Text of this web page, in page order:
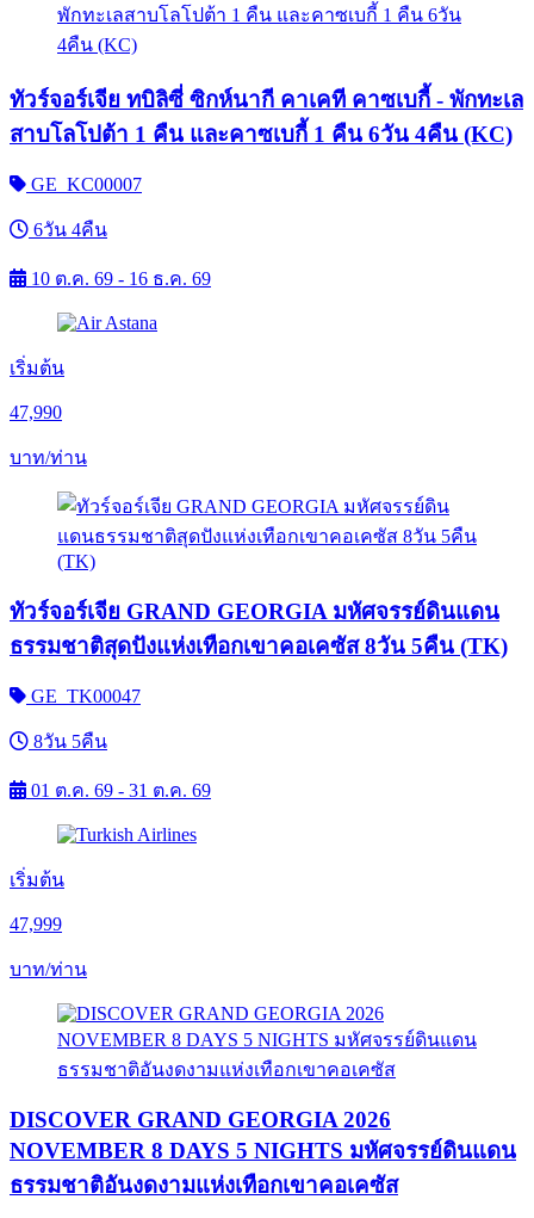
ทัวร์จอร์เจีย ทบิลิซี่ ซิกห์นากี คาเคที คาซเบกี้ - พักทะเล
สาบโลโปต้า 1 คืน และคาซเบกี้ 1 คืน 6วัน 4คืน (KC)
GE_KC00007
6วัน 4คืน
10 ต.ค. 69 - 16 ธ.ค. 69
เริ่มต้น
47,990
บาท/ท่าน
ทัวร์จอร์เจีย GRAND GEORGIA มหัศจรรย์ดินแดน
ธรรมชาติสุดปังแห่งเทือกเขาคอเคซัส 8วัน 5คืน (TK)
GE_TK00047
8วัน 5คืน
01 ต.ค. 69 - 31 ต.ค. 69
เริ่มต้น
47,999
บาท/ท่าน
DISCOVER GRAND GEORGIA 2026
NOVEMBER 8 DAYS 5 NIGHTS มหัศจรรย์ดินแดน
ธรรมชาติอันงดงามแห่งเทือกเขาคอเคซัส